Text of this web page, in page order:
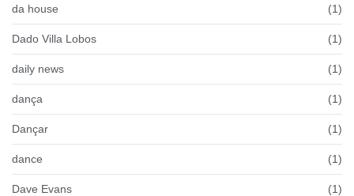
da house (1)
Dado Villa Lobos (1)
daily news (1)
dança (1)
Dançar (1)
dance (1)
Dave Evans (1)